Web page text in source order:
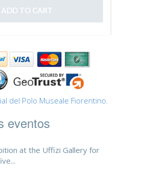
del Polo Museale Fiorentino.
eventos
at the Uffizi Gallery for